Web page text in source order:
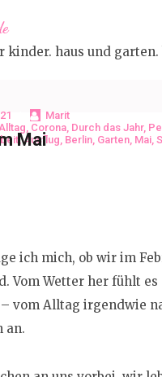
kinder. haus und
Marit
, Corona, Durch das Jahr,
,Ausflug, Berlin, Garten, Mai,
Mai
ich mich, ob wir im
Vom Wetter her fühlt es
vom Alltag irgendwie
an.